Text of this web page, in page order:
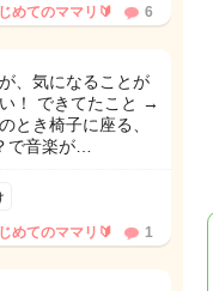
めてのママリ🔰 6
、気になることが
！ できてたこと →
とき椅子に座る、
で音楽が…
めてのママリ🔰 1